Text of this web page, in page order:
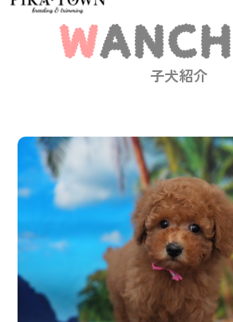
子犬見学の予約は
トリミングの予約
ペットホテルの予
子犬紹介